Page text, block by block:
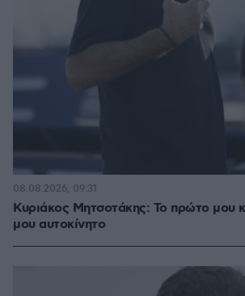
Κυριάκος Μητσοτάκης: Το πρώτο μου
μου αυτοκίνητο
08.08.2026, 09:31